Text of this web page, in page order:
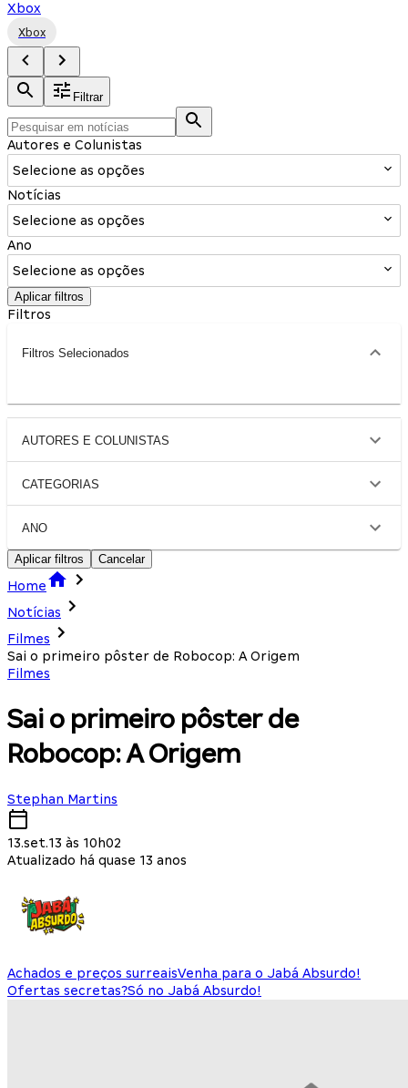
Xbox
Xbox
Filtrar
Autores e Colunistas
Selecione as opções
Notícias
Selecione as opções
Ano
Selecione as opções
Aplicar filtros
Filtros
Filtros Selecionados
AUTORES E COLUNISTAS
CATEGORIAS
ANO
Aplicar filtros Cancelar
Home
Notícias
Filmes
Sai o primeiro pôster de Robocop: A Origem
Filmes
Sai o primeiro pôster de
Robocop: A Origem
Stephan Martins
13.set.13 às 10h02
Atualizado há quase 13 anos
Achados e preços surreaisVenha para o Jabá Absurdo!
Ofertas secretas?Só no Jabá Absurdo!